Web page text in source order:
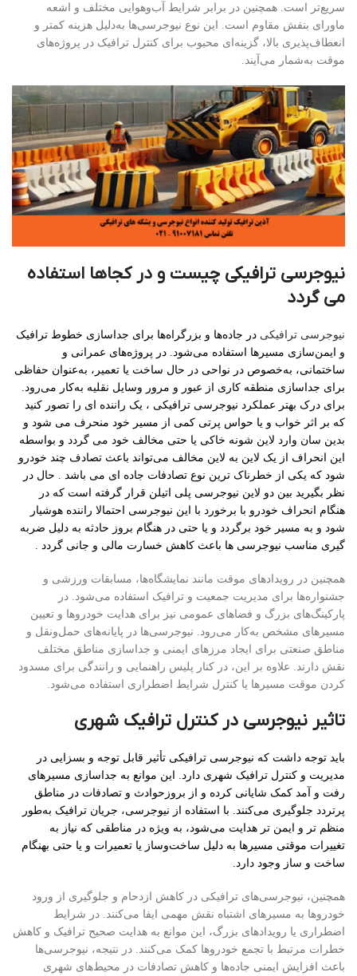
سریع‌تر است. همچنین در برابر شرایط آب‌وهوایی مختلف و اشعه
ماورای بنفش مقاوم است. این نوع نیوجرسی‌ها به‌دلیل هزینه کمتر و
انعطاف‌پذیری بالا، گزینه‌ای محبوب برای کنترل ترافیک در پروژه‌های
موقت به‌شمار می‌آیند.
نیوجرسی ترافیکی چیست و در کجاها استفاده
می گردد
نیوجرسی ترافیکی در جاده‌ها و بزرگراه‌ها برای جداسازی خطوط ترافیک
و ایمن‌سازی مسیرها استفاده می‌شود. در پروژه‌های عمرانی و
ساختمانی، به‌خصوص در نواحی در حال ساخت یا تعمیر، به‌عنوان حفاظی
برای جداسازی منطقه کاری از عبور و مرور وسایل نقلیه به‌کار می‌رود.
برای درک بهتر عملکرد نیوجرسی ترافیکی ، یک راننده ای را تصور کنید
که بر اثر خواب و یا حواس پرتی کمی از مسیر خود منحرف می شود و
بدین سان وارد لاین شونه خاکی یا حتی مخالف خود می گردد و بواسطه
این انحراف از یک لاین به لاین مخالف می‌تواند باعث تصادف چند خودرو
شود که یکی از خطرناک ترین نوع تصادفات جاده ای می باشد . حال در
نظر بگیرید بین دو لاین نیوجرسی پلی اتیلن قرار گرفته است که در
هنگام انحراف خودرو با برخورد با این نیوجرسی احتمالا راننده هوشیار
شود و به مسیر خود برگردد و یا حتی در هنگام بروز حادثه به دلیل ضربه
گیری مناسب نیوجرسی ها باعث کاهش خسارت مالی و جانی گردد .
همچنین در رویدادهای موقت مانند نمایشگاه‌ها، مسابقات ورزشی و
جشنواره‌ها برای مدیریت جمعیت و ترافیک استفاده می‌شود. در
پارکینگ‌های بزرگ و فضاهای عمومی نیز برای هدایت خودروها و تعیین
مسیرهای مشخص به‌کار می‌رود. نیوجرسی‌ها در پایانه‌های حمل‌ونقل و
مناطق صنعتی برای ایجاد مرزهای ایمنی و جداسازی مناطق مختلف
نقش دارند. علاوه بر این، در کنار پلیس راهنمایی و رانندگی برای مسدود
کردن موقت مسیرها یا کنترل شرایط اضطراری استفاده می‌شود.
تاثیر نیوجرسی در کنترل ترافیک شهری
باید توجه داشت که نیوجرسی ترافیکی تأثیر قابل توجه و بسزایی در
مدیریت و کنترل ترافیک شهری دارد. این موانع به جداسازی مسیرهای
رفت و آمد کمک شایانی کرده و از بروزحوادث و تصادفات در مناطق
پرتردد جلوگیری می‌کنند. با استفاده از نیوجرسی، جریان ترافیک به‌طور
منظم‌ تر و ایمن‌ تر هدایت می‌شود، به‌ ویژه در مناطقی که نیاز به
تغییرات موقتی مسیرها به‌ دلیل ساخت‌وساز یا تعمیرات و یا حتی بهنگام
ساخت و ساز وجود دارد.
همچنین، نیوجرسی‌های ترافیکی در کاهش ازدحام و جلوگیری از ورود
خودروها به مسیرهای اشتباه نقش مهمی ایفا می‌کنند. در شرایط
اضطراری یا رویدادهای بزرگ، این موانع به هدایت صحیح ترافیک و کاهش
خطرات مرتبط با تجمع خودروها کمک می‌کنند. در نتیجه، نیوجرسی‌ها
باعث افزایش ایمنی جاده‌ها و کاهش تصادفات در محیط‌های شهری